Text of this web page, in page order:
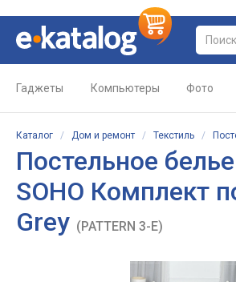
Гаджеты Компьютеры Фото
Каталог / Дом и ремонт / Текстиль /
Постельное белье
SOHO Комплект
Grey (PATTERN 3-E)